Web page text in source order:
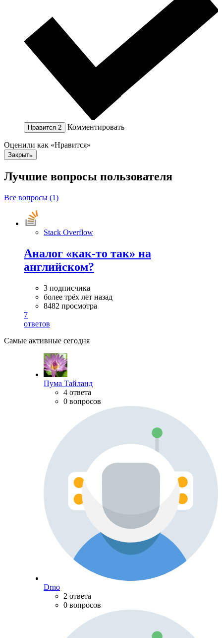
Нравится 2 Комментировать
Оценили как «Нравится»
Закрыть
Лучшие вопросы пользователя
Все вопросы (1)
Stack Overflow
Аналог «как-то так» на
английском?
3 подписчика
более трёх лет назад
8482 просмотра
7
ответов
Самые активные сегодня
Пума Тайланд
4 ответа
0 вопросов
Drno
2 ответа
0 вопросов